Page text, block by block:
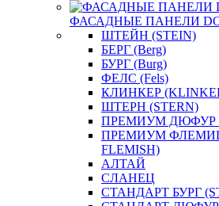
ФАСАДНЫЕ ПАНЕЛИ
ШТЕЙН (STEIN)
БЕРГ (Berg)
БУРГ (Burg)
ФЕЛС (Fels)
КЛИНКЕР
ШТЕРН (STERN)
ПРЕМИУМ ДЮФУР
ПРЕМИУМ ФЛЕМИШ
FLEMISH)
АЛТАЙ
СЛАНЕЦ
СТАНДАРТ БУРГ